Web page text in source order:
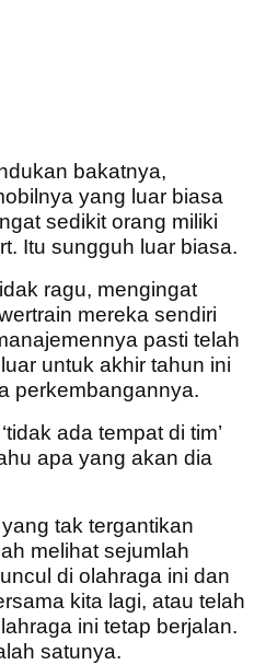
bakatnya,
yang luar biasa
sedikit orang miliki
Itu sungguh luar biasa.
ragu, mengingat
mereka sendiri
pasti telah
untuk akhir tahun ini
perkembangannya.
ada tempat di tim’
apa yang akan dia
tak tergantikan
melihat sejumlah
di olahraga ini dan
kita lagi, atau telah
ini tetap berjalan.
satunya.